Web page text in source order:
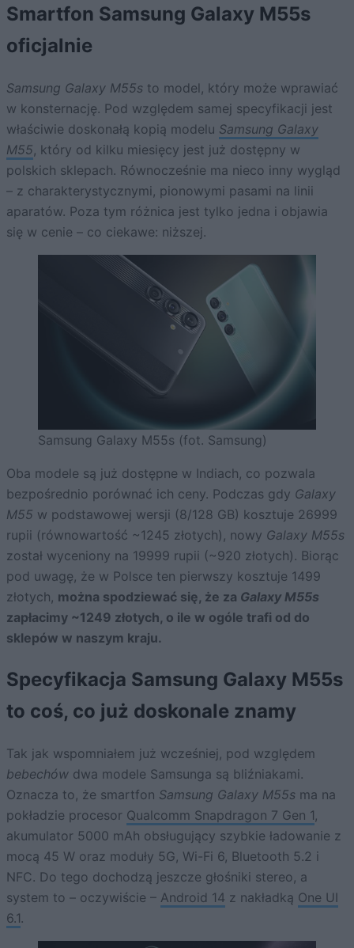
Smartfon Samsung Galaxy M55s
oficjalnie
Samsung Galaxy M55s to model, który może wprawiać
w konsternację. Pod względem samej specyfikacji jest
właściwie doskonałą kopią modelu Samsung Galaxy
M55, który od kilku miesięcy jest już dostępny w
polskich sklepach. Równocześnie ma nieco inny wygląd
– z charakterystycznymi, pionowymi pasami na linii
aparatów. Poza tym różnica jest tylko jedna i objawia
się w cenie – co ciekawe: niższej.
Samsung Galaxy M55s (fot. Samsung)
Oba modele są już dostępne w Indiach, co pozwala
bezpośrednio porównać ich ceny. Podczas gdy Galaxy
M55 w podstawowej wersji (8/128 GB) kosztuje 26999
rupii (równowartość ~1245 złotych), nowy Galaxy M55s
został wyceniony na 19999 rupii (~920 złotych). Biorąc
pod uwagę, że w Polsce ten pierwszy kosztuje 1499
złotych, można spodziewać się, że za Galaxy M55s
zapłacimy ~1249 złotych, o ile w ogóle trafi od do
sklepów w naszym kraju.
Specyfikacja Samsung Galaxy M55s
to coś, co już doskonale znamy
Tak jak wspomniałem już wcześniej, pod względem
bebechów dwa modele Samsunga są bliźniakami.
Oznacza to, że smartfon Samsung Galaxy M55s ma na
pokładzie procesor Qualcomm Snapdragon 7 Gen 1,
akumulator 5000 mAh obsługujący szybkie ładowanie z
mocą 45 W oraz moduły 5G, Wi-Fi 6, Bluetooth 5.2 i
NFC. Do tego dochodzą jeszcze głośniki stereo, a
system to – oczywiście – Android 14 z nakładką One UI
6.1.